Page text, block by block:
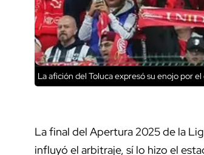
La afición del Toluca expresó su enojo por
La final del Apertura 2025 de la
influyó el arbitraje, sí lo hizo el